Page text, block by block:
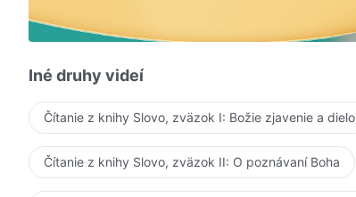
Iné druhy videí
Čítanie z knihy Slovo, zväzok I: Božie zjavenie a dielo
Čítanie z knihy Slovo, zväzok II: O poznávaní Boha